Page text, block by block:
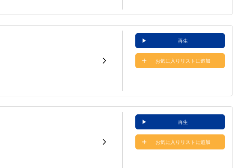
再生
お気に入りリストに追加
再生
お気に入りリストに追加